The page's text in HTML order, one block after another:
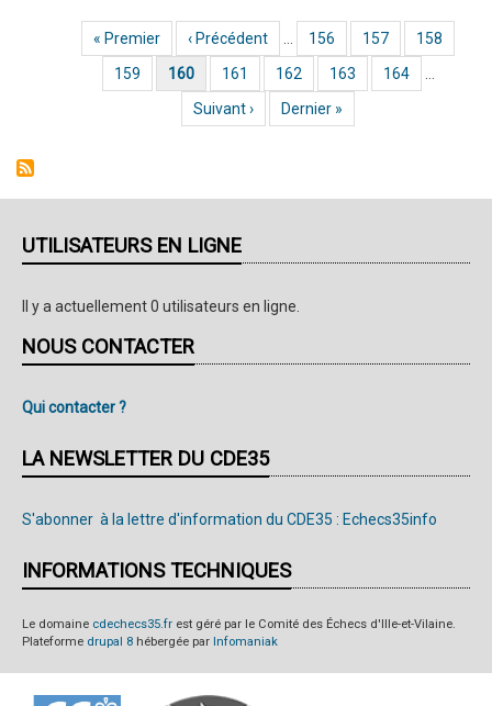
à
la
Loubatière
novembre
Guichen)
Pagination
Première page
« Premier Page précédente
‹ Précédent Page
156 Page
157 Page
158
Page
159 Page courante
160 Page
161 Page
162 Page
163 Page
164
Page suivante
Suivant › Dernière page
Dernier »
UTILISATEURS EN LIGNE
Il y a actuellement 0 utilisateurs en ligne.
NOUS CONTACTER
Qui contacter ?
LA NEWSLETTER DU CDE35
S'abonner à la lettre d'information du CDE35 : Echecs35info
INFORMATIONS TECHNIQUES
Le domaine cdechecs35.fr est géré par le Comité des Échecs d'Ille-et-Vilaine.
Plateforme drupal 8 hébergée par Infomaniak